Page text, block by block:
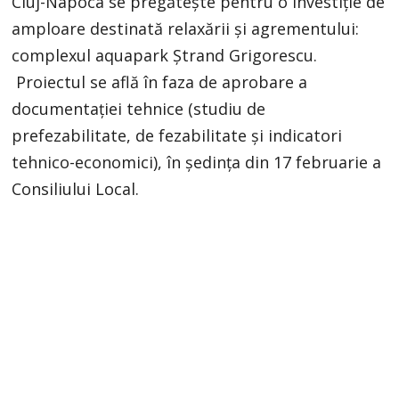
amploare destinată relaxării și agrementului:
complexul aquapark Ștrand Grigorescu.
Proiectul se află în faza de aprobare a
documentației tehnice (studiu de
prefezabilitate, de fezabilitate și indicatori
tehnico-economici), în ședința din 17 februarie a
Consiliului Local.